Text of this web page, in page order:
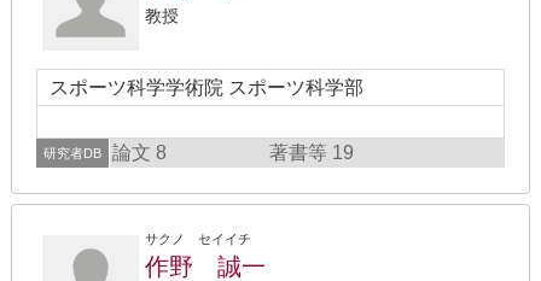
教授
スポーツ科学学術院 スポーツ科学部
研究者DB 論文 8 著書等 19
サクノ セイイチ
作野 誠一